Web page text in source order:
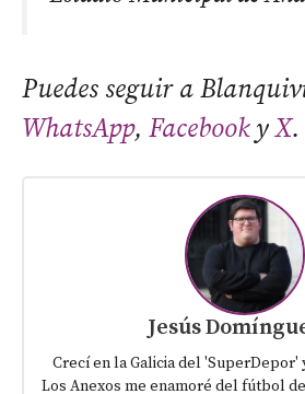
Puedes seguir a
WhatsApp, FacebookyX.
Jesús
Crecí en la Galicia del 'SuperDepor'
Los Anexos me enamoré del fútbol